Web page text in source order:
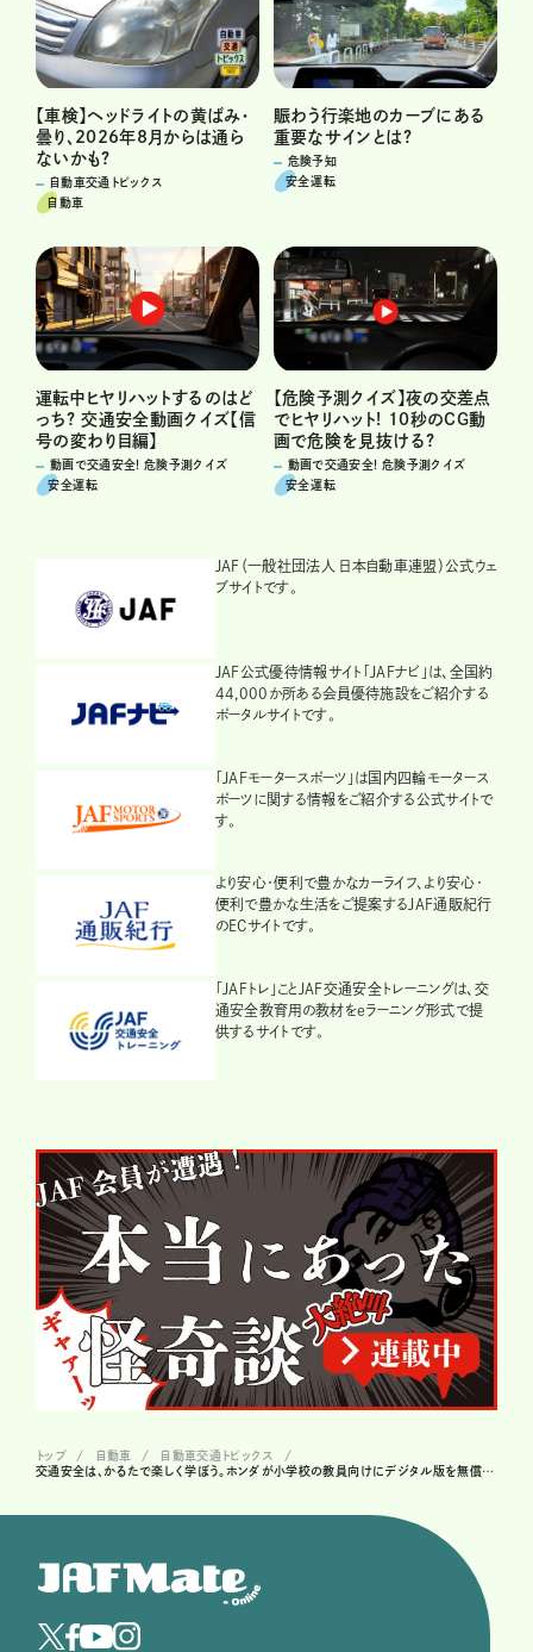
【車検】ヘッドライトの黄ばみ・
曇り、2026年8月からは通ら
ないかも?
自動車交通トピックス
自動車
賑わう行楽地のカーブにある
重要なサインとは?
危険予知
安全運転
運転中ヒヤリハットするのはど
っち? 交通安全動画クイズ【信
号の変わり目編】
動画で交通安全! 危険予測クイズ
安全運転
【危険予測クイズ】夜の交差点
でヒヤリハット! 10秒のCG動
画で危険を見抜ける?
動画で交通安全! 危険予測クイズ
安全運転
JAF（一般社団法人 日本自動車連盟）公式ウェ
ブサイトです。
JAF公式優待情報サイト「JAFナビ」は、全国約
44,000か所ある会員優待施設をご紹介する
ポータルサイトです。
「JAFモータースポーツ」は国内四輪モータース
ポーツに関する情報をご紹介する公式サイトで
す。
より安心・便利で豊かなカーライフ、より安心・
便利で豊かな生活をご提案するJAF通販紀行
のECサイトです。
「JAFトレ」ことJAF交通安全トレーニングは、交
通安全教育用の教材をeラーニング形式で提
供するサイトです。
トップ 自動車
自動車交通トピックス
交通安全は、かるたで楽しく学ぼう。ホンダが小学校の教員向けにデジタル版を無償配布